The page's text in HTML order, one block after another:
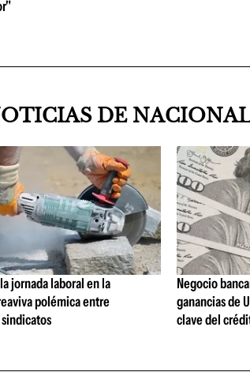
DE
jornada laboral en la
polémica entre
Negocio
ganancias de
clave del